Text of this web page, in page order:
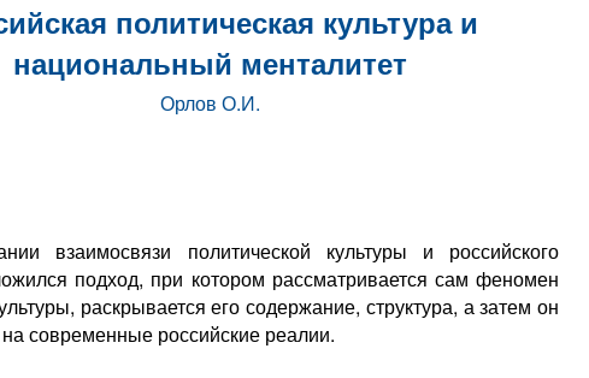
политическая культура и
национальный менталитет
Орлов О.И.
взаимосвязи политической культуры и российского
подход, при котором рассматривается сам феномен
раскрывается его содержание, структура, а затем он
современные российские реалии.